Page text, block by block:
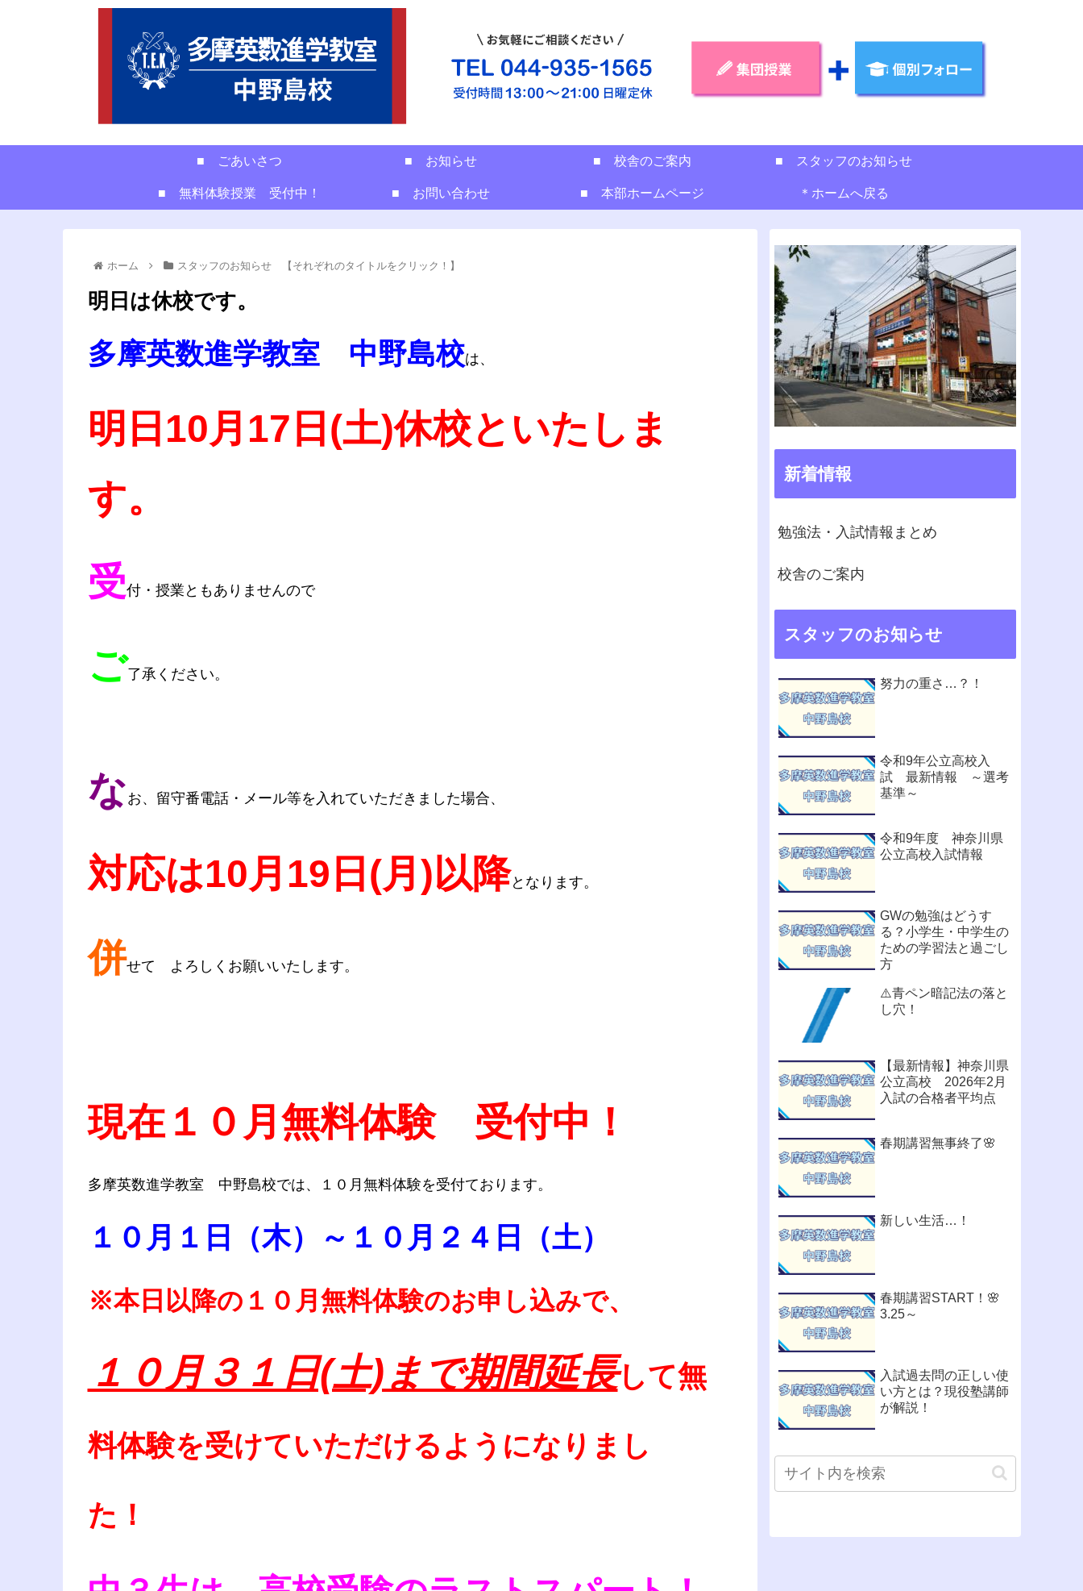
■ ごあいさつ ■ お知らせ ■ 校舎のご案内 ■ スタッフのお知らせ
■ 無料体験授業 受付中！ ■ お問い合わせ ■ 本部ホームページ ＊ホームへ戻る
ホーム スタッフのお知らせ 【それぞれのタイトルをクリック！】
明日は休校です。
多摩英数進学教室 中野島校は、
明日10月17日(土)休校といたしま
す。
受付・授業ともありませんので
ご了承ください。
なお、留守番電話・メール等を入れていただきました場合、
対応は10月19日(月)以降となります。
併せて よろしくお願いいたします。
現在１０月無料体験 受付中！
多摩英数進学教室 中野島校では、１０月無料体験を受付ております。
１０月１日（木）～１０月２４日（土）
※本日以降の１０月無料体験のお申し込みで、
１０月３１日(土)まで期間延長して無
料体験を受けていただけるようになりまし
た！
新着情報
勉強法・入試情報まとめ
校舎のご案内
スタッフのお知らせ
努力の重さ…？！
令和9年公立高校入
試 最新情報 ～選考
基準～
令和9年度 神奈川県
公立高校入試情報
GWの勉強はどうす
る？小学生・中学生の
ための学習法と過ごし
方
⚠️青ペン暗記法の落と
し穴！
【最新情報】神奈川県
公立高校 2026年2月
入試の合格者平均点
春期講習無事終了🌸
新しい生活…！
春期講習START！🌸
3.25～
入試過去問の正しい使
い方とは？現役塾講師
が解説！